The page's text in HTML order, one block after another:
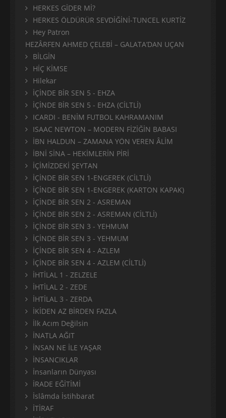
HERKES GİDER Mİ?
HERKES ÖLDÜRÜR SEVDİĞİNİ-TUNCEL KURTİZ
Hey Patron
HEZÂRFEN AHMED ÇELEBİ – GALATA’DAN UÇAN
BİLGİN
HİÇ KİMSE
Hilekar
İÇİNDE BİR SEN 5 - EHZA
İÇİNDE BİR SEN 5 - EHZA (CİLTLİ)
ICARDI - BENİM FUTBOL KAHRAMANIM
ISAAC NEWTON – MODERN FİZİĞİN BABASI
İBN HALDUN – ZAMANA YÖN VEREN ÂLİM
İBNİ SİNA – HEKİMLERİN PİRİ
İÇİMİZDEKİ ŞEYTAN
İÇİNDE BİR SEN 1-ENGEREK (CİLTLİ)
İÇİNDE BİR SEN 1-ENGEREK (KARTON KAPAK)
İÇİNDE BİR SEN 2 - ASREMAN
İÇİNDE BİR SEN 2 - ASREMAN (CİLTLİ)
İÇİNDE BİR SEN 3 - YEHMUM
İÇİNDE BİR SEN 3 - YEHMUM
İÇİNDE BİR SEN 4 - AZLEM
İÇİNDE BİR SEN 4 - AZLEM (CİLTLİ)
İHTİLAL 1 - ZELZELE
İHTİLAL 2 - ZEDE
İHTİLAL 3 - ZERDA
İKİDEN AZ BİRDEN FAZLA
İlk Acım Değilsin
İNATLA AĞIT
İNSAN NE İLE YAŞAR
İNSANCIKLAR
İnsanların Dünyası
İRADE EĞİTİMİ
İslâmda İstihbarat
İTİRAF